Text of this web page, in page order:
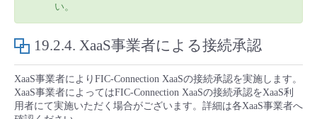
い。
19.2.4. XaaS事業者による接続承認
XaaS事業者によりFIC-Connection XaaSの接続承認を実施します。
XaaS事業者によってはFIC-Connection XaaSの接続承認をXaaS利
用者にて実施いただく場合がございます。詳細は各XaaS事業者へ